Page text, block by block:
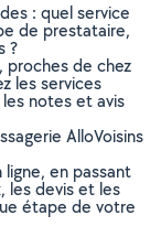
: quel service
de prestataire,
?
proches de chez
les services
notes et avis
AlloVoisins
en passant
les devis et les
étape de votre